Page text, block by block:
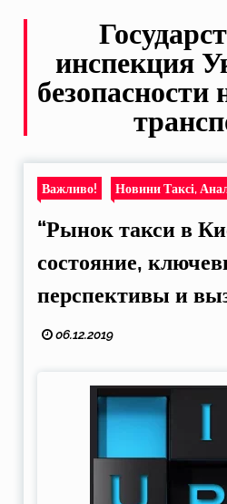
инспекция
безопасности
Важливо! Новини Таксі,
“Рынок такси в
состояние,
перспективы и
06.12.2019